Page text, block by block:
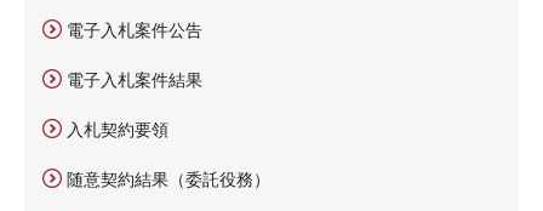
電子入札案件公告
電子入札案件結果
入札契約要領
随意契約結果（委託役務）